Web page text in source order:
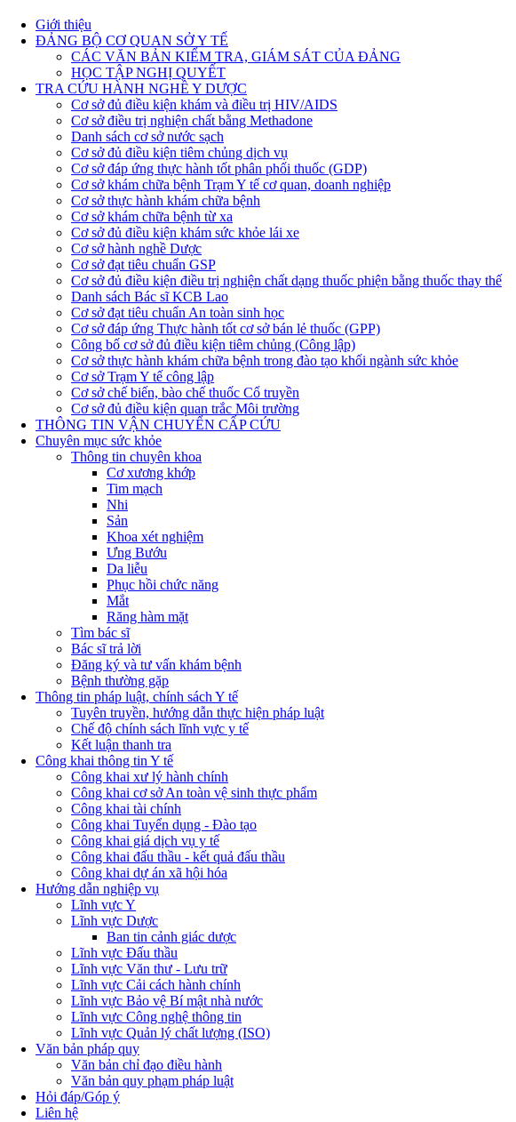
Giới thiệu
ĐẢNG BỘ CƠ QUAN SỞ Y TẾ
CÁC VĂN BẢN KIỂM TRA, GIÁM SÁT CỦA ĐẢNG
HỌC TẬP NGHỊ QUYẾT
TRA CỨU HÀNH NGHỀ Y DƯỢC
Cơ sở đủ điều kiện khám và điều trị HIV/AIDS
Cơ sở điều trị nghiện chất bằng Methadone
Danh sách cơ sở nước sạch
Cơ sở đủ điều kiện tiêm chủng dịch vụ
Cơ sở đáp ứng thực hành tốt phân phối thuốc (GDP)
Cơ sở khám chữa bệnh Trạm Y tế cơ quan, doanh nghiệp
Cơ sở thực hành khám chữa bệnh
Cơ sở khám chữa bệnh từ xa
Cơ sở đủ điều kiện khám sức khỏe lái xe
Cơ sở hành nghề Dược
Cơ sở đạt tiêu chuẩn GSP
Cơ sở đủ điều kiện điều trị nghiện chất dạng thuốc phiện bằng thuốc thay thế
Danh sách Bác sĩ KCB Lao
Cơ sở đạt tiêu chuẩn An toàn sinh học
Cơ sở đáp ứng Thực hành tốt cơ sở bán lẻ thuốc (GPP)
Công bố cơ sở đủ điều kiện tiêm chủng (Công lập)
Cơ sở thực hành khám chữa bệnh trong đào tạo khối ngành sức khỏe
Cơ sở Trạm Y tế công lập
Cơ sở chế biến, bào chế thuốc Cổ truyền
Cơ sở đủ điều kiện quan trắc Môi trường
THÔNG TIN VẬN CHUYỂN CẤP CỨU
Chuyên mục sức khỏe
Thông tin chuyên khoa
Cơ xương khớp
Tim mạch
Nhi
Sản
Khoa xét nghiệm
Ưng Bướu
Da liễu
Phục hồi chức năng
Mắt
Răng hàm mặt
Tìm bác sĩ
Bác sĩ trả lời
Đăng ký và tư vấn khám bệnh
Bệnh thường gặp
Thông tin pháp luật, chính sách Y tế
Tuyên truyền, hướng dẫn thực hiện pháp luật
Chế độ chính sách lĩnh vực y tế
Kết luận thanh tra
Công khai thông tin Y tế
Công khai xư lý hành chính
Công khai cơ sở An toàn vệ sinh thực phẩm
Công khai tài chính
Công khai Tuyển dụng - Đào tạo
Công khai giá dịch vụ y tế
Công khai đấu thầu - kết quả đấu thầu
Công khai dự án xã hội hóa
Hướng dẫn nghiệp vụ
Lĩnh vực Y
Lĩnh vực Dược
Ban tin cảnh giác dược
Lĩnh vực Đấu thầu
Lĩnh vực Văn thư - Lưu trữ
Lĩnh vực Cải cách hành chính
Lĩnh vực Bảo vệ Bí mật nhà nước
Lĩnh vực Công nghệ thông tin
Lĩnh vực Quản lý chất lượng (ISO)
Văn bản pháp quy
Văn bản chỉ đạo điều hành
Văn bản quy phạm pháp luật
Hỏi đáp/Góp ý
Liên hệ